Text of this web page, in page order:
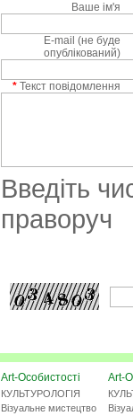
Ваше ім'я
E-mail (не буде
опублікований)
* Текст повідомлення
Введіть
праворуч
Art-Особистості
КУЛЬТУРОЛОГІЯ
Візуальне мистецтво
Art-